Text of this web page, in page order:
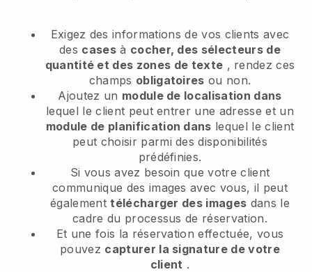
Exigez des informations de vos clients avec
des casesà cocher, des sélecteurs de
quantité et des zones de texte , rendez ces
champs obligatoires ou non.
Ajoutez un module de localisation dans
lequel le client peut entrer une adresse et un
module de planification dans lequel le client
peut choisir parmi des disponibilités
prédéfinies.
Si vous avez besoin que votre client
communique des images avec vous, il peut
égalementtélécharger des images dans le
cadre du processus de réservation.
Et une fois la réservation effectuée, vous
pouvez capturer la signature de votre
client .